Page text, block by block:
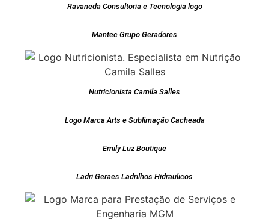
Ravaneda Consultoria e Tecnologia logo
Mantec Grupo Geradores
Nutricionista Camila Salles
Logo Marca Arts e Sublimação Cacheada
Emily Luz Boutique
Ladri Geraes Ladrilhos Hidraulicos